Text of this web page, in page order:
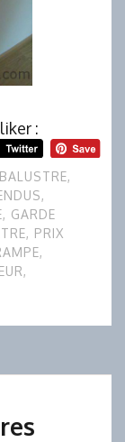
:
BALUSTRE,
,
, GARDE
, PRIX
,
,